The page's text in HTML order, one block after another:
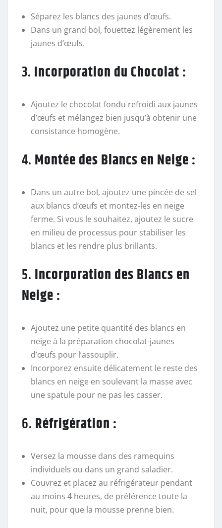
Séparez les blancs des jaunes d’œufs.
Dans un grand bol, fouettez légèrement les
jaunes d’œufs.
3. Incorporation du Chocolat :
Ajoutez le chocolat fondu refroidi aux jaunes
d’œufs et mélangez bien jusqu’à obtenir une
consistance homogène.
4. Montée des Blancs en Neige :
Dans un autre bol, ajoutez une pincée de sel
aux blancs d’œufs et montez-les en neige
ferme. Si vous le souhaitez, ajoutez le sucre
en milieu de processus pour stabiliser les
blancs et les rendre plus brillants.
5. Incorporation des Blancs en
Neige :
Ajoutez une petite quantité des blancs en
neige à la préparation chocolat-jaunes
d’œufs pour l’assouplir.
Incorporez ensuite délicatement le reste des
blancs en neige en soulevant la masse avec
une spatule pour ne pas les casser.
6. Réfrigération :
Versez la mousse dans des ramequins
individuels ou dans un grand saladier.
Couvrez et placez au réfrigérateur pendant
au moins 4 heures, de préférence toute la
nuit, pour que la mousse prenne bien.